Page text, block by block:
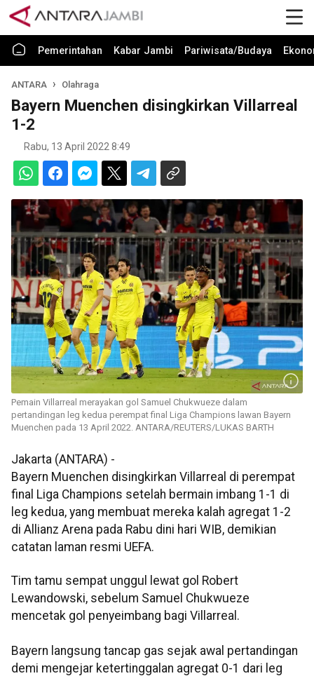
Pemerintahan Kabar Jambi Pariwisata/Budaya
ANTARA Olahraga
Bayern Muenchen disingkirkan Villarreal
1-2
Rabu, 13 April 2022 8:49
Pemain Villarreal merayakan gol Samuel Chukwueze dalam
pertandingan leg kedua perempat final Liga Champions lawan Bayern
Muenchen pada 13 April 2022. ANTARA/REUTERS/LUKAS BARTH
Jakarta (ANTARA) -
Bayern Muenchen disingkirkan Villarreal di perempat
final Liga Champions setelah bermain imbang 1-1 di
leg kedua, yang membuat mereka kalah agregat 1-2
di Allianz Arena pada Rabu dini hari WIB, demikian
catatan laman resmi UEFA.
Tim tamu sempat unggul lewat gol Robert
Lewandowski, sebelum Samuel Chukwueze
mencetak gol penyeimbang bagi Villarreal.
Bayern langsung tancap gas sejak awal pertandingan
demi mengejar ketertinggalan agregat 0-1 dari leg